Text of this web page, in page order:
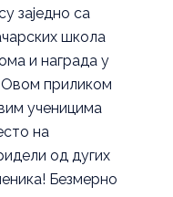
заједно са
школа
и награда у
приликом
ученицима
на
од дугих
Безмерно